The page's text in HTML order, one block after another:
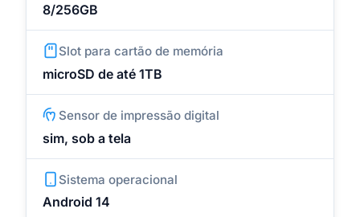
8/256GB
Slot para cartão de memória
microSD de até 1TB
Sensor de impressão digital
sim, sob a tela
Sistema operacional
Android 14